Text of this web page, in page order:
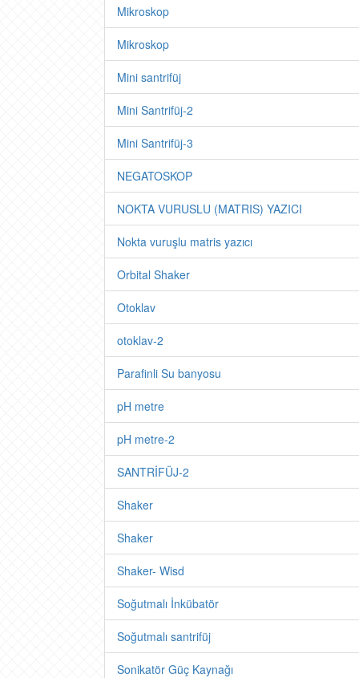
Mikroskop
Mikroskop
Mini santrifüj
Mini Santrifüj-2
Mini Santrifüj-3
NEGATOSKOP
NOKTA VURUSLU (MATRIS) YAZICI
Nokta vuruşlu matris yazıcı
Orbital Shaker
Otoklav
otoklav-2
Parafinli Su banyosu
pH metre
pH metre-2
SANTRİFÜJ-2
Shaker
Shaker
Shaker- Wisd
Soğutmalı İnkübatör
Soğutmalı santrifüj
Sonikatör Güç Kaynağı